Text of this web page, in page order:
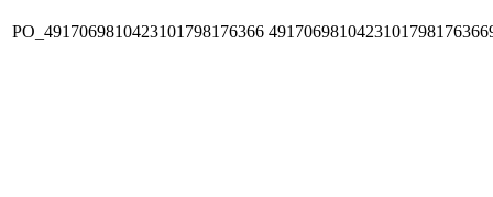
PO_4917069810423101798176366